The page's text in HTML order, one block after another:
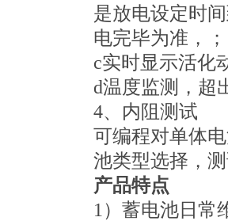
是放电设定时
电完毕为准，；
c实时显示活化
d温度监测，超
4、内阻测试
可编程对单体
池类型选择，
产品特点
1）蓄电池日